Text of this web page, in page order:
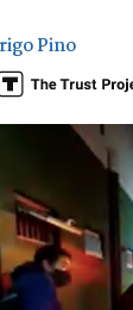
Pino